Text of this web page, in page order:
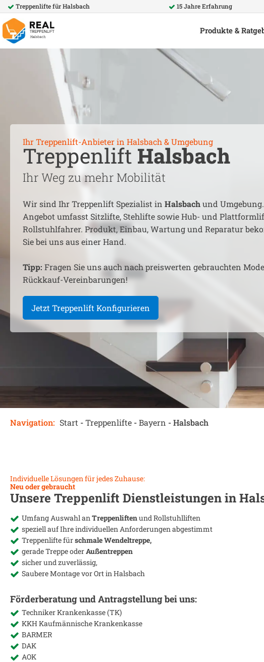
Treppenlifte fürHalsbach 15 Jahre Erfahrung
Produkte &
Ihr Treppenlift-Anbieter in Halsbach & Umgebung
Treppenlift Halsbach
Ihr Weg zu mehr Mobilität
Wir sind Ihr Treppenlift Spezialist in Halsbachund
Angebot umfasst Sitzlifte, Stehlifte sowie Hub- und
Rollstuhlfahrer. Produkt, Einbau, Wartung und Reparatur
Sie bei uns aus einer Hand.
Tipp: Fragen Sie uns auch nach preiswerten gebrauchten
Rückkauf-Vereinbarungen!
Jetzt Treppenlift Konfigurieren
Navigation: Start -Treppenlifte -Bayern -Halsbach
Individuelle Lösungen für jedes Zuhause:
Neu oder gebraucht
Unsere Treppenlift Dienstleistungen in
Umfang Auswahl an Treppenliftenund Rollstuhlliften
speziell auf Ihre individuellen Anforderungen abgestimmt
Treppenlifte fürschmale Wendeltreppe,
gerade Treppe oderAußentreppen
sicher und zuverlässig,
Saubere Montage vor Ort in Halsbach
Förderberatung und Antragstellung bei uns:
Techniker Krankenkasse (TK)
KKH Kaufmännische Krankenkasse
BARMER
DAK
AOK